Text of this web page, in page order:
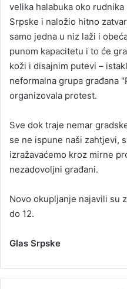
velika halabuka oko
Srpske i naložio hitno
samo jedna u niz laži i
punom kapacitetu i to će
koži i disajnim putevi –
neformalna grupa građana
organizovala protest.
Sve dok traje nemar
se ne ispune naši zahtjevi,
izražavaćemo kroz mirne
nezadovoljni građani.
Novo okupljanje najavili su
do 12.
Glas Srpske